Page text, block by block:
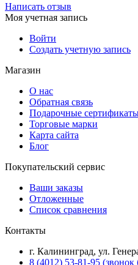
Написать отзыв
Моя учетная запись
Войти
Создать учетную запись
Магазин
О нас
Обратная связь
Подарочные
Торговые марки
Карта сайта
Блог
Покупательский сервис
Ваши заказы
Отложенные
Список сравнения
Контакты
г. Калининград, ул.
8 (4012) 53-81-95